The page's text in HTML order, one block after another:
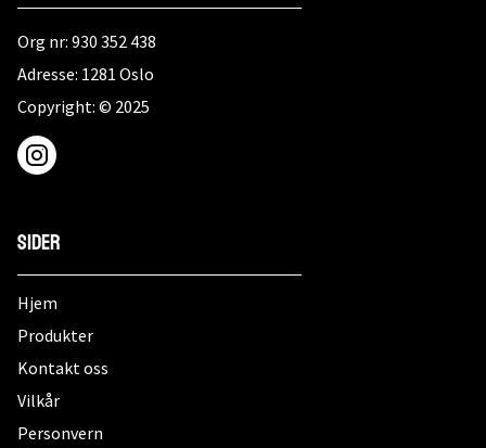
er.
Org nr: 930 352 438
Adresse: 1281 Oslo
Copyright: © 2025
Sider
Hjem
Produkter
Kontakt oss
Vilkår
Personvern